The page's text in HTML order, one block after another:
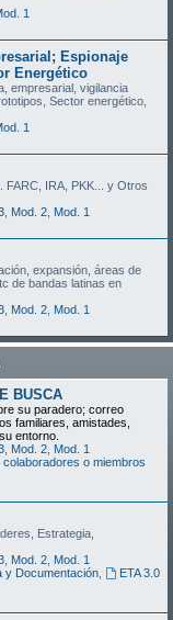
1
Espionaje
Energético
empresarial, vigilancia
Sector energético,
1
FARC, IRA, PKK... y Otros
Mod. 2 Mod. 1
expansión, áreas de
de bandas latinas en
Mod. 2 Mod. 1
BUSCA
su paradero; correo
familiares, amistades,
entorno.
Mod. 2 Mod. 1
o miembros
Estrategia,
Mod. 2 Mod. 1
y Documentación,
ETA 3.0